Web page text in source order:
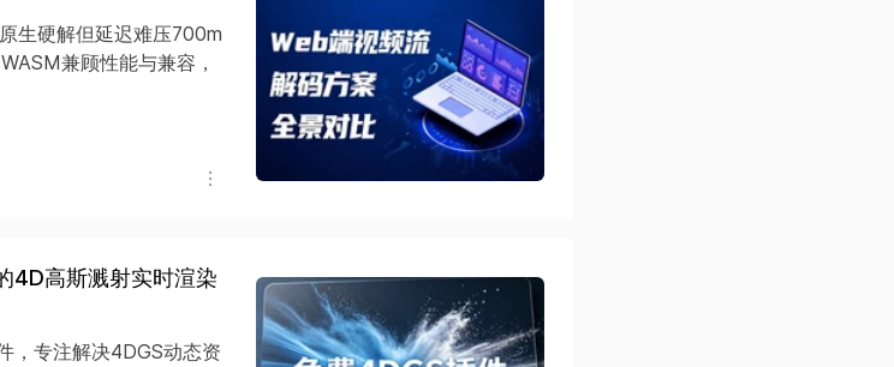
生硬解但延迟难压700m
兼顾性能与兼容，
高斯溅射实时渲染
，专注解决4DGS动态资